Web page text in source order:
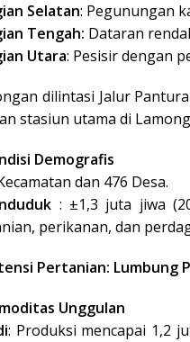
Selatan: Pegunungan
Tengah: Dataran
Utara: Pesisir dengan
dilintasi Jalur
stasiun utama di
Demografis
dan 476 Desa.
: ±1,3 juta jiwa
perikanan, dan
Pertanian: Lumbung
Unggulan
: Produksi mencapai 1,2